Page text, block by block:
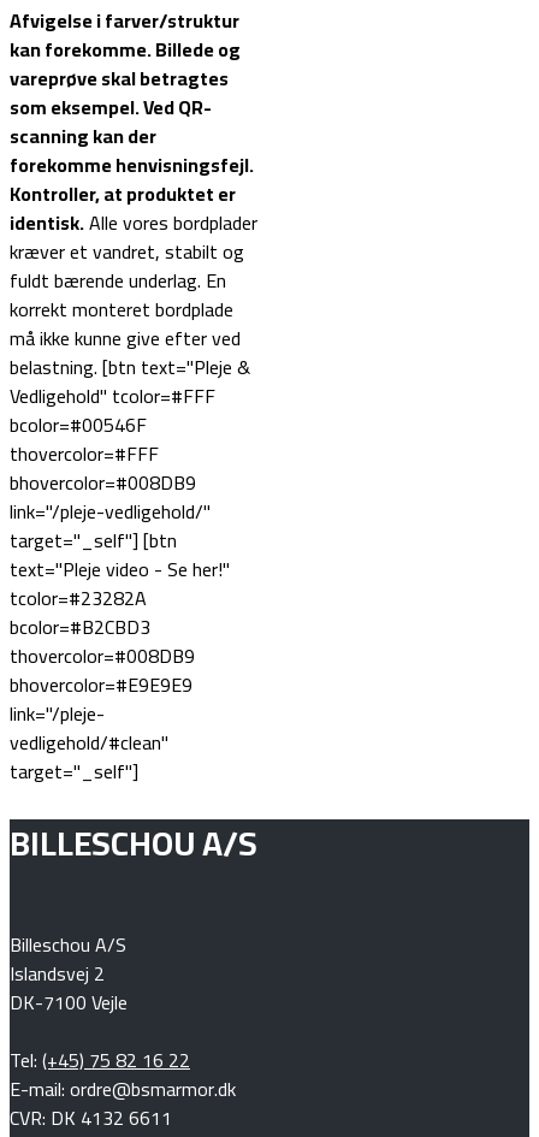
Afvigelse i farver/struktur
kan forekomme. Billede og
vareprøve skal betragtes
som eksempel.Ved QR-
scanning kan der
forekomme henvisningsfejl.
Kontroller, at produktet er
identisk.Alle vores bordplader
kræver et vandret, stabilt og
fuldt bærende underlag. En
korrekt monteret bordplade
må ikke kunne give efter ved
belastning. [btn text="Pleje &
Vedligehold" tcolor=#FFF
bcolor=#00546F
thovercolor=#FFF
bhovercolor=#008DB9
link="/pleje-vedligehold/"
target="_self"] [btn
text="Pleje video - Se her!"
tcolor=#23282A
bcolor=#B2CBD3
thovercolor=#008DB9
bhovercolor=#E9E9E9
link="/pleje-
vedligehold/#clean"
target="_self"]
BILLESCHOU A/S
Billeschou A/S
Islandsvej 2
DK-7100 Vejle
Tel:(+45) 75 82 16 22
E-mail: ordre@bsmarmor.dk
CVR: DK 4132 6611